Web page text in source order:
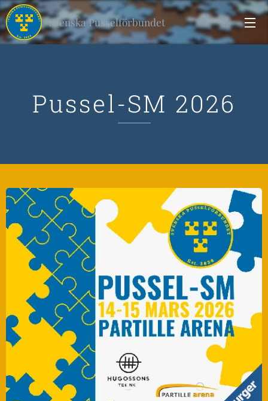
Svenska Pusselförbundet
Pussel-SM 2026